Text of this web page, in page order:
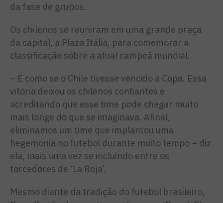
da fase de grupos.
Os chilenos se reuniram em uma grande praça
da capital, a Plaza Itália, para comemorar a
classificação sobre a atual campeã mundial.
– É como se o Chile tivesse vencido a Copa. Essa
vitória deixou os chilenos confiantes e
acreditando que esse time pode chegar muito
mais longe do que se imaginava. Afinal,
eliminamos um time que implantou uma
hegemonia no futebol durante muito tempo – diz
ela, mais uma vez se incluindo entre os
torcedores de ‘La Roja’.
Mesmo diante da tradição do futebol brasileiro,